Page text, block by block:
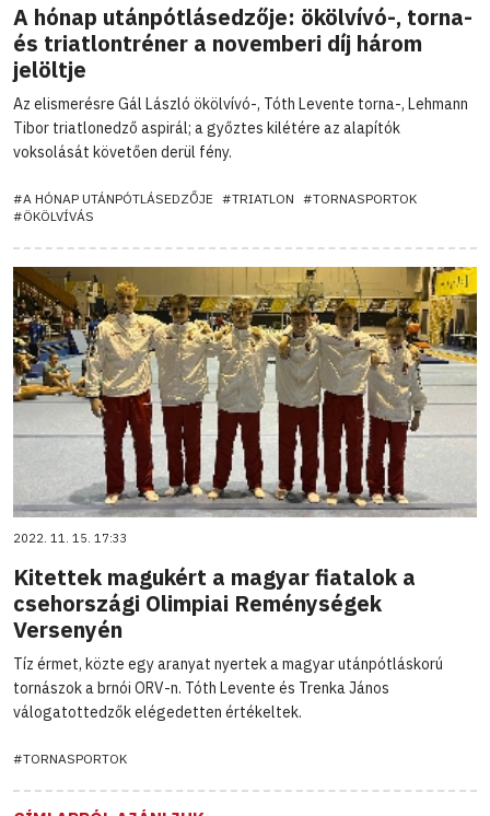
A hónap utánpótlásedzője: ökölvívó-, torna-
és triatlontréner a novemberi díj három
jelöltje
Az elismerésre Gál László ökölvívó-, Tóth Levente torna-, Lehmann
Tibor triatlonedző aspirál; a győztes kilétére az alapítók
voksolását követően derül fény.
#A HÓNAP UTÁNPÓTLÁSEDZŐJE #TRIATLON #TORNASPORTOK
#ÖKÖLVÍVÁS
2022. 11. 15. 17:33
Kitettek magukért a magyar fiatalok a
csehországi Olimpiai Reménységek
Versenyén
Tíz érmet, közte egy aranyat nyertek a magyar utánpótláskorú
tornászok a brnói ORV-n. Tóth Levente és Trenka János
válogatottedzők elégedetten értékeltek.
#TORNASPORTOK